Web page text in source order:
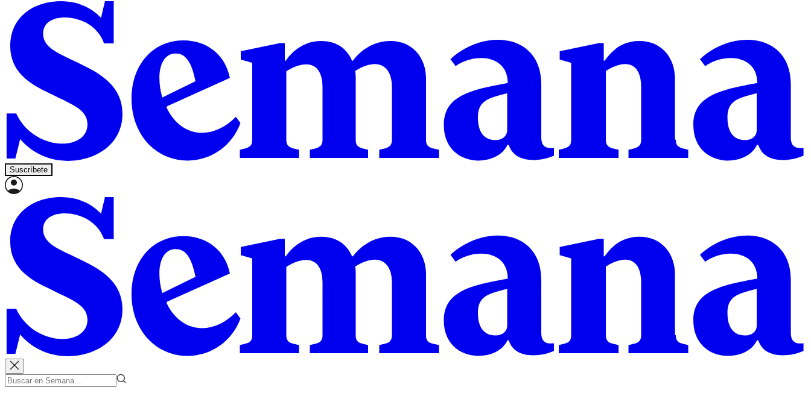
Suscríbete